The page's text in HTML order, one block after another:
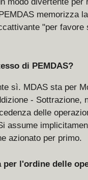
memorizza
"per favore
di PEMDAS?
sì. MDAS sta per
- Sottrazione,
delle
assume
azionato per primo.
per l'ordine delle